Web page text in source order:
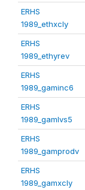
ERHS
1989_ethxcly
ERHS
1989_ethyrev
ERHS
1989_gaminc6
ERHS
1989_gamlvs5
ERHS
1989_gamprodv
ERHS
1989_gamxcly